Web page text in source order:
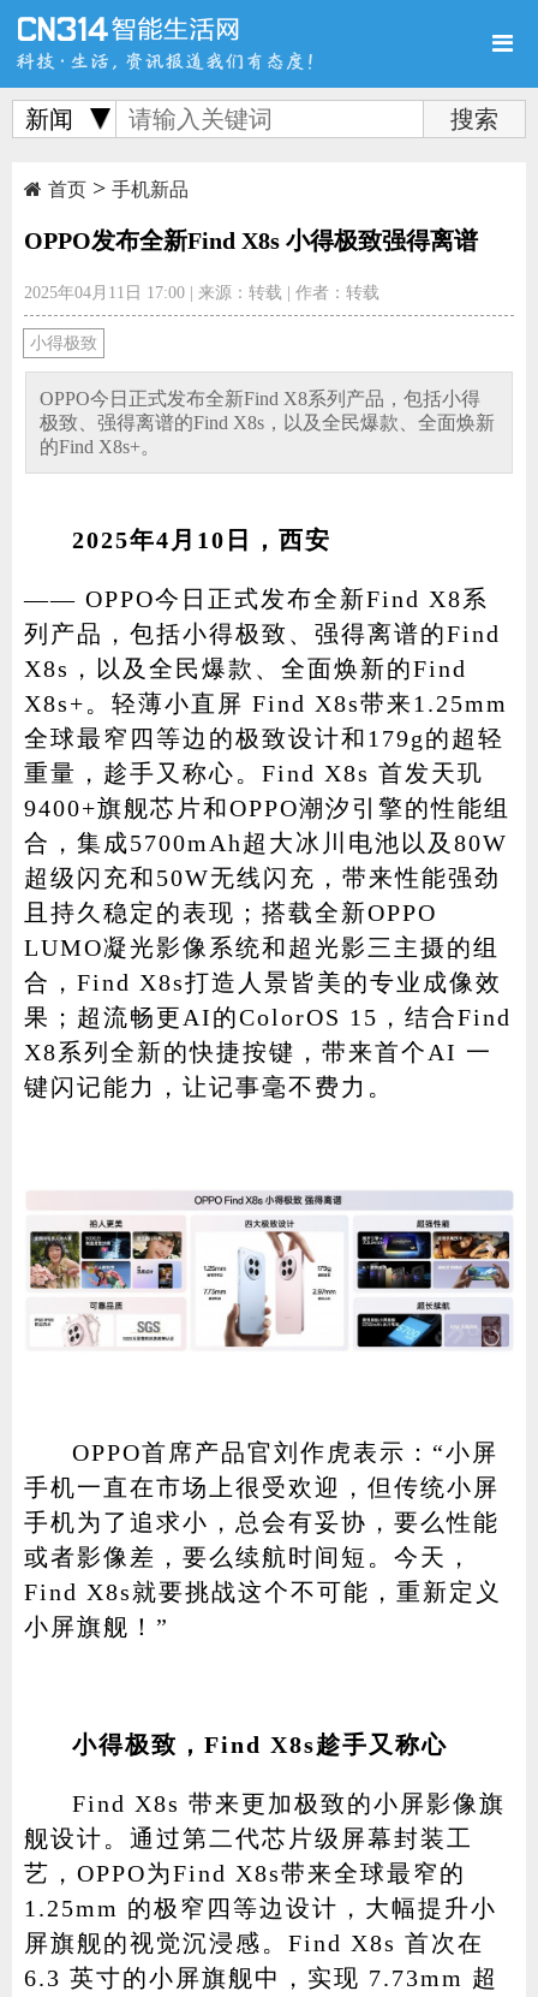
首页
导购
家电 技巧 作者
登录 注册
新闻
首页> 手机新品
OPPO发布全新Find X8s 小得极致强得离谱
2025年04月11日 17:00| 来源：转载 | 作者：转载
小得极致
OPPO今日正式发布全新Find X8系列产品，包括小得
极致、强得离谱的Find X8s，以及全民爆款、全面焕新
的Find X8s+。
2025年4月10日，西安
—— OPPO今日正式发布全新Find X8系
列产品，包括小得极致、强得离谱的Find
X8s，以及全民爆款、全面焕新的Find
X8s+。轻薄小直屏 Find X8s带来1.25mm
全球最窄四等边的极致设计和179g的超轻
重量，趁手又称心。Find X8s 首发天玑
9400+旗舰芯片和OPPO潮汐引擎的性能组
合，集成5700mAh超大冰川电池以及80W
超级闪充和50W无线闪充，带来性能强劲
且持久稳定的表现；搭载全新OPPO
LUMO凝光影像系统和超光影三主摄的组
合，Find X8s打造人景皆美的专业成像效
果；超流畅更AI的ColorOS 15，结合Find
X8系列全新的快捷按键，带来首个AI 一
键闪记能力，让记事毫不费力。
OPPO首席产品官刘作虎表示：“小屏
手机一直在市场上很受欢迎，但传统小屏
手机为了追求小，总会有妥协，要么性能
或者影像差，要么续航时间短。今天，
Find X8s就要挑战这个不可能，重新定义
小屏旗舰！”
小得极致，Find X8s趁手又称心
Find X8s 带来更加极致的小屏影像旗
舰设计。通过第二代芯片级屏幕封装工
艺，OPPO为Find X8s带来全球最窄的
1.25mm 的极窄四等边设计，大幅提升小
屏旗舰的视觉沉浸感。Find X8s 首次在
6.3 英寸的小屏旗舰中，实现 7.73mm 超